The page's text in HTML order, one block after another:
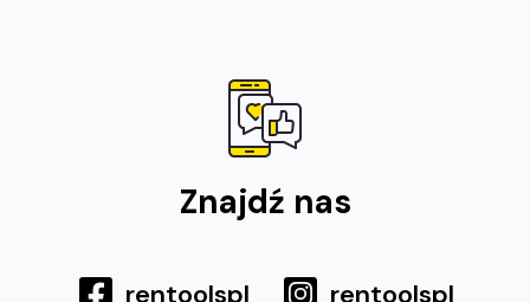
Znajdź nas
rentoolspl
rentoolspl